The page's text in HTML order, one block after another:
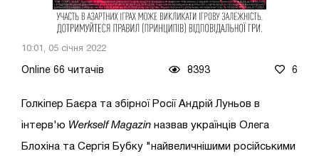
10:01, 05 січня 2022
Online 66 читачів 8393 6
Голкіпер Баєра та збірної Росії Андрій Луньов в
інтерв'ю Werkself Magazin назвав українців Олега
Блохіна та Сергія Бубку "найвеличнішими російськими